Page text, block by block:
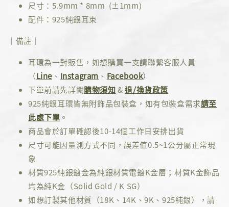
尺寸：5.9mm * 8mm (±1mm)
配件：925純銀耳束
｜備註｜
耳環為一對販售，如想購買一支請聯繫客服人員
（Line 、 Instagram 、 Facebook）
下單前請先詳閱購物須知&退/換貨政策
925純銀耳環皆無附飾品包裝盒，如有包裝盒需求請至
此處下單 。
商品會於訂單確認後10-14個工作日安排出貨
尺寸可能因量測方式不同，誤差值0.5~1公分屬正常現
象
材質925純銀鍍金為純銀材質電鍍K金層；材質K金飾品
均為純K金（Solid Gold / K SG）
如想訂製其他材質（18K、14K、9K、925純銀），請